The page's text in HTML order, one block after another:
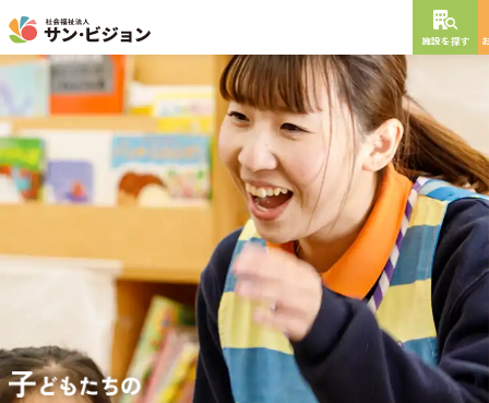
施設を探す
NEW OPEN
年
グレイスフル砧公園
東京都世田谷区大蔵 3丁目4番12号